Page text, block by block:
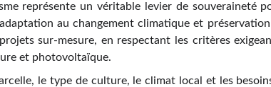
représente un véritable levier de souveraineté
au changement climatique et
sur-mesure, en respectant les critères
et photovoltaïque.
le type de culture, le climat local et les